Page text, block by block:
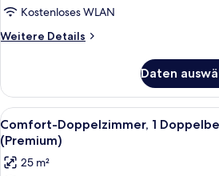
Kostenloses WLAN
Weitere Details
Weitere
2 Einzelbetten
Daten
Alle
Fotos
für
Comfort-
9
Comfort-Doppelzimmer, 1
(Premium)
25 m²